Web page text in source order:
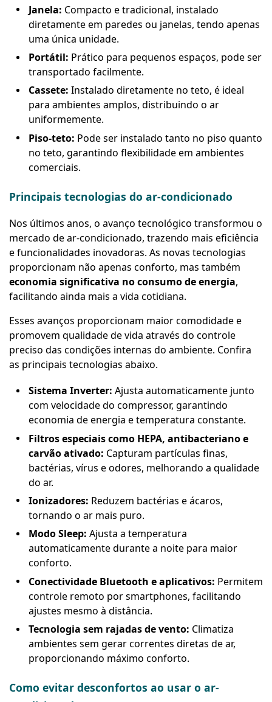
Janela: Compacto e tradicional, instalado
diretamente em paredes ou janelas, tendo apenas
uma única unidade.
Portátil: Prático para pequenos espaços, pode ser
transportado facilmente.
Cassete: Instalado diretamente no teto, é ideal
para ambientes amplos, distribuindo o ar
uniformemente.
Piso-teto: Pode ser instalado tanto no piso quanto
no teto, garantindo flexibilidade em ambientes
comerciais.
Principais tecnologias do ar-condicionado
Nos últimos anos, o avanço tecnológico transformou o
mercado de ar-condicionado, trazendo mais eficiência
e funcionalidades inovadoras. As novas tecnologias
proporcionam não apenas conforto, mas também
economia significativa no consumo de energia,
facilitando ainda mais a vida cotidiana.
Esses avanços proporcionam maior comodidade e
promovem qualidade de vida através do controle
preciso das condições internas do ambiente. Confira
as principais tecnologias abaixo.
Sistema Inverter: Ajusta automaticamente junto
com velocidade do compressor, garantindo
economia de energia e temperatura constante.
Filtros especiais como HEPA, antibacteriano e
carvão ativado: Capturam partículas finas,
bactérias, vírus e odores, melhorando a qualidade
do ar.
Ionizadores: Reduzem bactérias e ácaros,
tornando o ar mais puro.
Modo Sleep: Ajusta a temperatura
automaticamente durante a noite para maior
conforto.
Conectividade Bluetooth e aplicativos: Permitem
controle remoto por smartphones, facilitando
ajustes mesmo à distância.
Tecnologia sem rajadas de vento: Climatiza
ambientes sem gerar correntes diretas de ar,
proporcionando máximo conforto.
Como evitar desconfortos ao usar o ar-